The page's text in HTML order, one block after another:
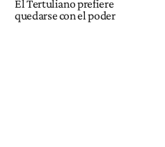
El Tertuliano prefiere
quedarse con el poder